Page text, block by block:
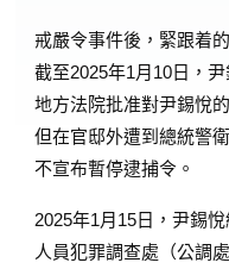
戒嚴令事件後，緊跟着
截至2025年1月10日，
地方法院批准對尹錫悅
但在官邸外遭到總統警
不宣布暫停逮捕令。
2025年1月15日，尹錫
人員犯罪調查處（公調